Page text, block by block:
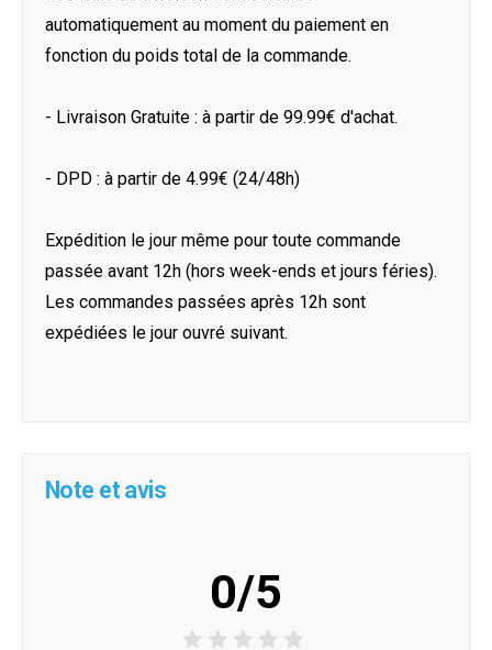
automatiquement au moment du paiement en
fonction du poids total de la commande.
- Livraison Gratuite : à partir de 99.99€ d'achat.
- DPD : à partir de 4.99€ (24/48h)
Expédition le jour même pour toute commande
passée avant 12h (hors week-ends et jours féries).
Les commandes passées après 12h sont
expédiées le jour ouvré suivant.
Note et avis
0/5